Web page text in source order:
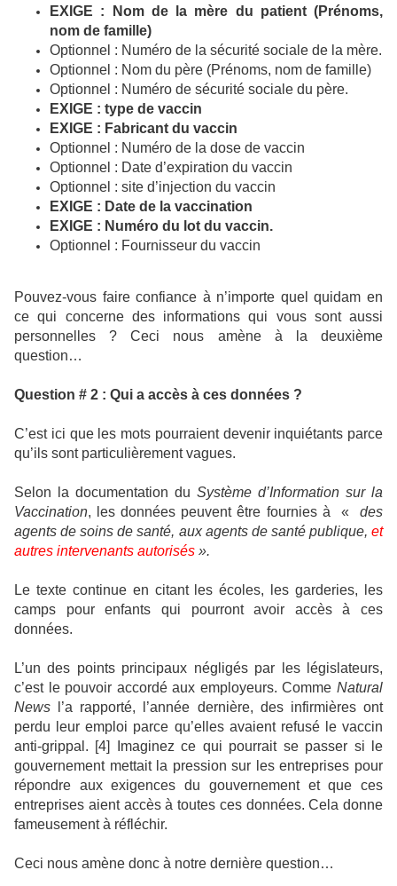
EXIGE : Nom de la mère du patient (Prénoms,
nom de famille)
Optionnel : Numéro de la sécurité sociale de la mère.
Optionnel : Nom du père (Prénoms, nom de famille)
Optionnel : Numéro de sécurité sociale du père.
EXIGE : type de vaccin
EXIGE : Fabricant du vaccin
Optionnel : Numéro de la dose de vaccin
Optionnel : Date d’expiration du vaccin
Optionnel : site d’injection du vaccin
EXIGE : Date de la vaccination
EXIGE : Numéro du lot du vaccin.
Optionnel : Fournisseur du vaccin
Pouvez-vous faire confiance à n’importe quel quidam en
ce qui concerne des informations qui vous sont aussi
personnelles ? Ceci nous amène à la deuxième
question…
Question # 2 : Qui a accès à ces données ?
C’est ici que les mots pourraient devenir inquiétants parce
qu’ils sont particulièrement vagues.
Selon la documentation du Système d’Information sur la
Vaccination, les données peuvent être fournies à «des
agents de soins de santé, aux agents de santé publique, et
autres intervenants autorisés ».
Le texte continue en citant les écoles, les garderies, les
camps pour enfants qui pourront avoir accès à ces
données.
L’un des points principaux négligés par les législateurs,
c’est le pouvoir accordé aux employeurs. Comme Natural
News l’a rapporté, l’année dernière, des infirmières ont
perdu leur emploi parce qu’elles avaient refusé le vaccin
anti-grippal. [4] Imaginez ce qui pourrait se passer si le
gouvernement mettait la pression sur les entreprises pour
répondre aux exigences du gouvernement et que ces
entreprises aient accès à toutes ces données. Cela donne
fameusement à réfléchir.
Ceci nous amène donc à notre dernière question…